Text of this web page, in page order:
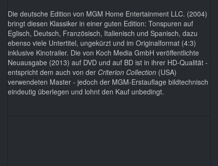
Die deutsche Edition von MGM Home Entertainment LLC. (2004)
bringt diesen Klassiker in einer guten Edition: Tonspuren auf
Eglisch, Deutsch, Französisch, Italienisch und Spanisch, dazu
ebenso viele Untertitel, ungekürzt und im Originalformat (4:3)
inklusive Kinotrailer. Die von Koch Media GmbH veröffentlichte
Neuausgabe (2013) auf DVD und auf BD ist in ihrer HD-Qualität -
entspricht dem auch von der Criterion Collection (USA)
verwendeten Master - jedoch der MGM-Erstauflage bildtechnisch
eindeutig überlegen und lohnt den Kauf unbedingt.